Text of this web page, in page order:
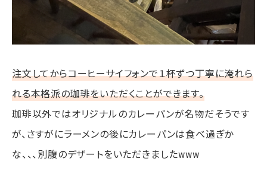
注文してからコーヒーサイフォンで１杯ずつ丁寧に淹れら
れる本格派の珈琲をいただくことができます。
珈琲以外ではオリジナルのカレーパンが名物だそうです
が、さすがにラーメンの後にカレーパンは食べ過ぎか
な、、、別腹のデザートをいただきましたwww